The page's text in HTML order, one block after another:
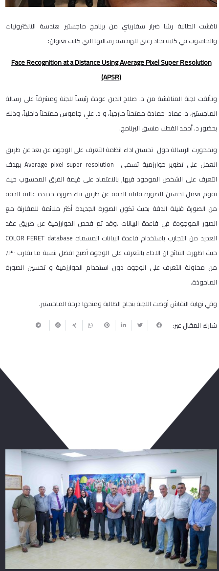
ناقشت الطالبة رشا ضرار سفاريني من برنامج ماجستير هندسة الالكترونيات
والحاسوب في كلية نجاد زعني للهندسة رسالتها التي كانت بعنوان:
Face Recognition at a Distance Using Average Pixel Super Resolution
(APSR)
وتألفت لجنة المناقشة من د. صلاح الدين عودة رئيساً للجنة ومشرفاً على رسالة
الماجستير، د. عماد حمادة ممتحناً خارجياً، و د. علي جاموس ممتحناً داخلياً، وذلك
بحضور د. أحمد القطب منسق البرنامج.
وتمحورت الرسالة حول تحسين اداء انظمة التعرف على الوجوه عن بعد عن طريق
العمل على تطوير خوارزمية تسمى Average pixel super resolution بهدف
التعرف على الشخص الموجود فيها, بالاعتماد على قيمة الفرق المحسوب حيث
تقوم بعمل تحسين للصورة قليلة الدقة عن طريق بناء صورة جديدة عالية الدقة
من الصورة قليلة الدقة بحيث تكون الصورة الجديدة أكثر ملائمة للمقارنة مع
الصور الموجودة في قاعدة البيانات .وقد تم فحص الخوارزمية عن طريق عقد
العديد من التجارب باستخدام قاعدة البيانات المسماة COLOR FERET database
حيث اظهرت النتائج ان الاداء بالتعرف على الوجوه أصبح افضل بنسبة ما يقارب ٣٠٪
من محاولة التعرف على الوجوه دون استخدام الخوارزمية و تحسين الصورة
الماخوذة.
وفي نهاية النقاش أوصت اللجنة بنجاح الطالبة ومنحها درجة الماجستير.
شارك المقال عبر: